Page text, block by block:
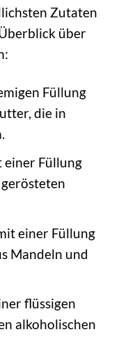
Zutaten
über
Füllung
die in
einer Füllung
einer Füllung
Mandeln und
flüssigen
alkoholischen